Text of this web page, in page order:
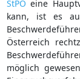
StPO eine
kann, ist es
Österreich
möglich